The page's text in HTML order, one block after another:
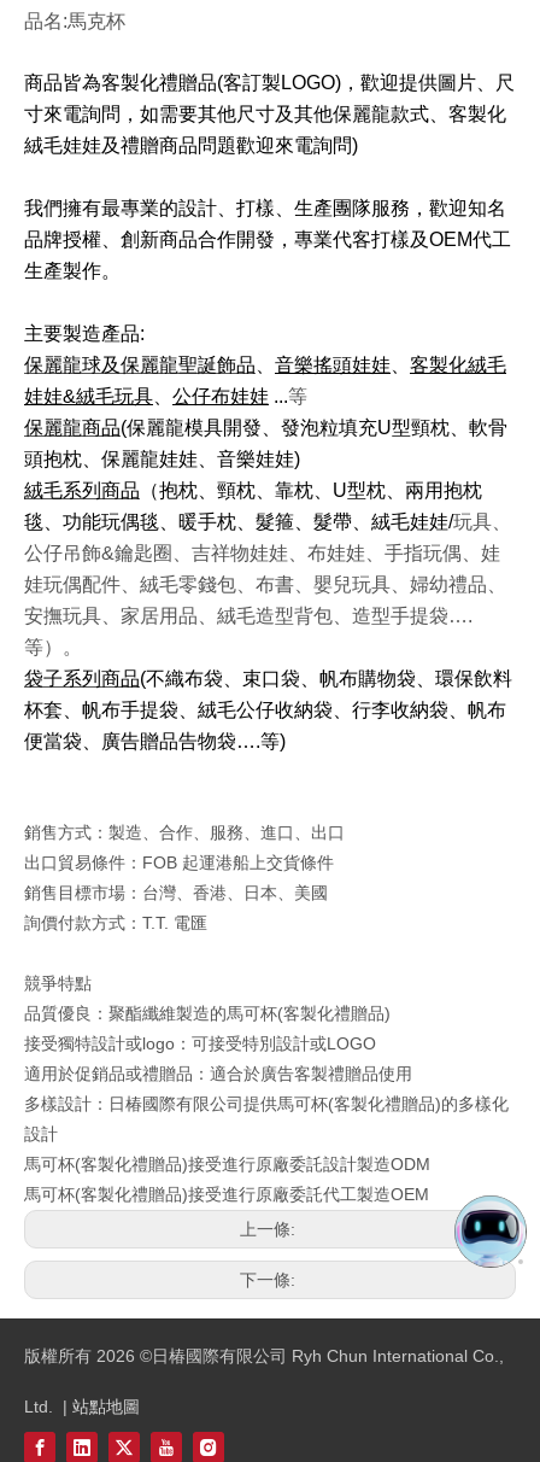
品名:馬克杯
商品皆為客製化禮贈品(客訂製LOGO)，歡迎提供圖片、尺
寸來電詢問，如需要其他尺寸及其他保麗龍款式、客製化
絨毛娃娃及禮贈商品問題歡迎來電詢問)
我們擁有最專業的設計、打樣、生產團隊服務，歡迎知名
品牌授權、創新商品合作開發，專業代客打樣及OEM代工
生產製作。
主要製造產品:
保麗龍球及保麗龍聖誕飾品
音樂搖頭娃娃
客製化絨毛
娃娃&絨毛玩具
公仔布娃娃 ...等
保麗龍商品(保麗龍模具開發、發泡粒填充U型頸枕、軟骨
頭抱枕、保麗龍娃娃、音樂娃娃)
絨毛系列商品 （抱枕、頸枕、靠枕、U型枕、兩用抱枕
毯、功能玩偶毯、暖手枕、髮箍、髮帶、絨毛娃娃/玩具、
公仔吊飾&鑰匙圈、吉祥物娃娃、布娃娃、手指玩偶、娃
娃玩偶配件、絨毛零錢包、布書、嬰兒玩具、婦幼禮品、
安撫玩具、家居用品、絨毛造型背包、造型手提袋….
等）。
袋子系列商品(不織布袋、束口袋、帆布購物袋、環保飲料
杯套、帆布手提袋、絨毛公仔收納袋、行李收納袋、帆布
便當袋、廣告贈品告物袋….等)
銷售方式：製造、合作、服務、進口、出口
出口貿易條件：FOB 起運港船上交貨條件
銷售目標市場：台灣、香港、日本、美國
詢價付款方式：T.T. 電匯
競爭特點
品質優良：聚酯纖維製造的馬可杯(客製化禮贈品)
接受獨特設計或logo：可接受特別設計或LOGO
適用於促銷品或禮贈品：適合於廣告客製禮贈品使用
多樣設計：日椿國際有限公司提供馬可杯(客製化禮贈品)的多樣化
設計
馬可杯(客製化禮贈品)接受進行原廠委託設計製造ODM
馬可杯(客製化禮贈品)接受進行原廠委託代工製造OEM
上一條:
下一條:
版權所有 2026 ©日椿國際有限公司 Ryh Chun International Co.,
Ltd. | 站點地圖